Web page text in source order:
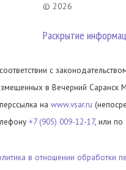
© 2026
Раскрытие
с
в Вечерний Саранск
на www.vsar.ru
+7 (905) 009-12-17, или по
в отношении обработки